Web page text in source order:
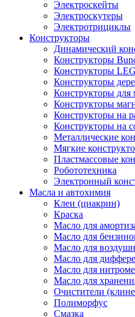
Электроскейты
Электроскутеры
Электротрициклы
Конструкторы
Динамический
Конструкторы
Конструкторы
Конструкторы
Конструкторы
Конструкторы
Конструкторы на
Конструкторы на
Металлические
Мягкие
Пластмассовые
Робототехника
Электронный
Масла и автохимия
Клеи (циакрин)
Краска
Масло для
Масло для
Масло для
Масло для
Масло для
Масло для
Очистители
Полиморфус
Смазка